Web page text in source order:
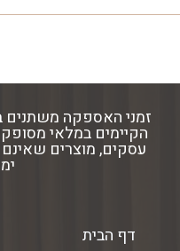
זמני האספקה משתנים
דף הבית